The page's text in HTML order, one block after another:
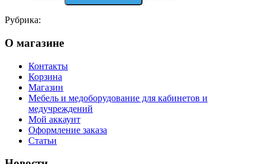
Рубрика:
О магазине
Контакты
Корзина
Магазин
Мебель и медоборудование для кабинетов и
медучреждений
Мой аккаунт
Оформление заказа
Статьи